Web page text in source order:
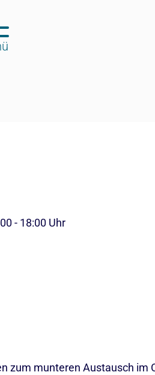
- 18:00 Uhr
zum munteren Austausch im